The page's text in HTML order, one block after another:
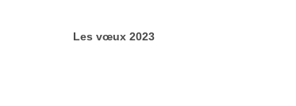
Les vœux 2023